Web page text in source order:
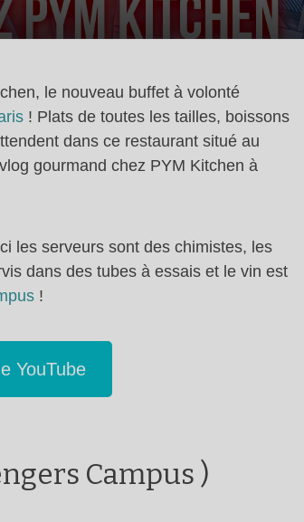
le nouveau buffet à volonté
! Plats de toutes les tailles, boissons
dans ce restaurant situé au
gourmand chez PYM Kitchen à
les serveurs sont des chimistes, les
dans des tubes à essais et le vin est
!
YouTube
Campus )